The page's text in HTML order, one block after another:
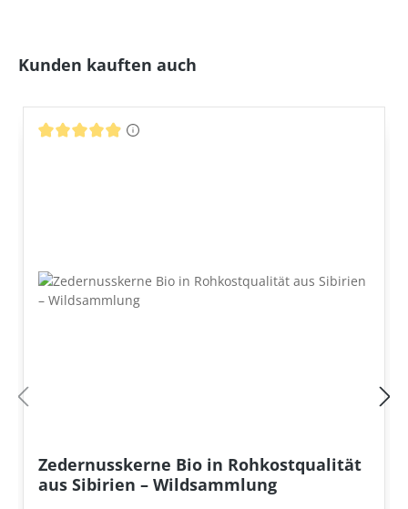
Produktgalerie überspringen
Kunden kauften auch
Durchschnittliche Bewertung von 4.96 von 5 Sternen
Zedernusskerne Bio in Rohkostqualität
aus Sibirien – Wildsammlung